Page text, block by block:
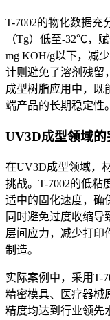
T-7002的物化数据充
（Tg）低至-32℃，
mg KOH/g以下，减
计则避免了溶剂残留
成型树脂应用中，既
端产品的长期稳定性。
UV3D成型领域的
在UV3D成型领域，
挑战。 T-7002的低粘
适中的固化速度，确
同时避免过度收缩导
层间应力，减少打印
制造。
实际案例中，采用T-
精密模具、医疗器械
精度均达到行业领先